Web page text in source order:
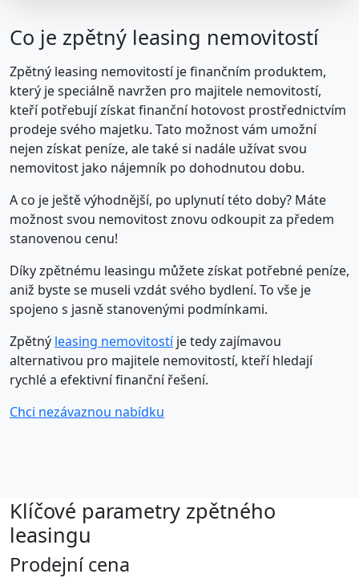
Co je zpětný leasing nemovitostí
Zpětný leasing nemovitostí je finančním produktem,
který je speciálně navržen pro majitele nemovitostí,
kteří potřebují získat finanční hotovost prostřednictvím
prodeje svého majetku. Tato možnost vám umožní
nejen získat peníze, ale také si nadále užívat svou
nemovitost jako nájemník po dohodnutou dobu.
A co je ještě výhodnější, po uplynutí této doby? Máte
možnost svou nemovitost znovu odkoupit za předem
stanovenou cenu!
Díky zpětnému leasingu můžete získat potřebné peníze,
aniž byste se museli vzdát svého bydlení. To vše je
spojeno s jasně stanovenými podmínkami.
Zpětný leasing nemovitostíje tedy zajímavou
alternativou pro majitele nemovitostí, kteří hledají
rychlé a efektivní finanční řešení.
Chci nezávaznou nabídku
Klíčové parametry zpětného
leasingu
Prodejní cena